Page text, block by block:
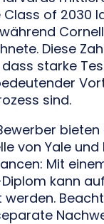
of 2030
Cornell
Diese
starke
sind.
von Yale
Mit
kann